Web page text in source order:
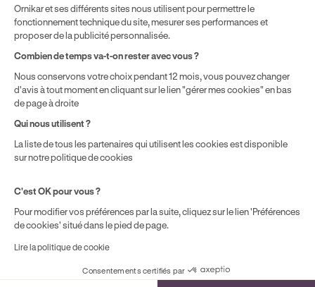
Ornikar et ses différents sites nous utilisent pour permettre le
fonctionnement technique du site, mesurer ses performances et
proposer de la publicité personnalisée.
Combien de temps va-t-on rester avec vous ?
Nous conservons votre choix pendant 12 mois, vous pouvez changer
d'avis à tout moment en cliquant sur le lien "gérer mes cookies" en bas
de page à droite
Qui nous utilisent ?
La liste de tous les partenaires qui utilisent les cookies est disponible
sur notre politique de cookies
C'est OK pour vous ?
Pour modifier vos préférences par la suite, cliquez sur le lien 'Préférences
de cookies' situé dans le pied de page.
Lire la politique de cookie
Consentements certifiés par
Cookies